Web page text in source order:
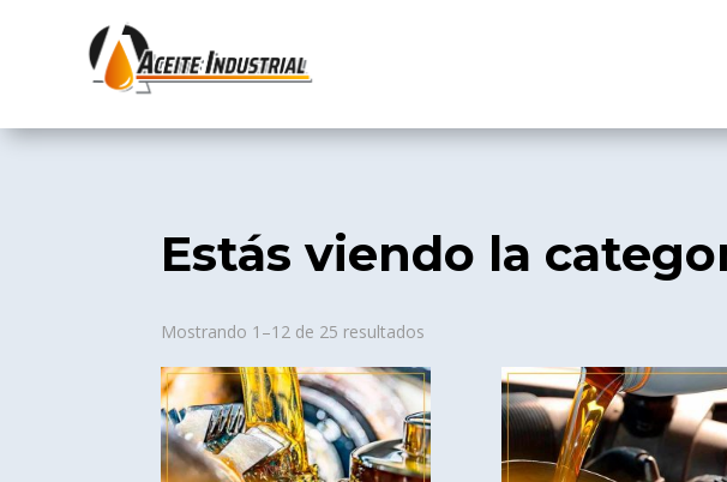
Estás viendo la
Mostrando 1–12 de 25 resultados
popularity